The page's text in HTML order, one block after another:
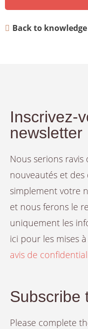
Back to
Inscrivez-
newsletter
Nous serions
nouveautés et
simplement votre
et nous ferons le
uniquement les
ici pour les mises
avis de
Subscribe
Please complete